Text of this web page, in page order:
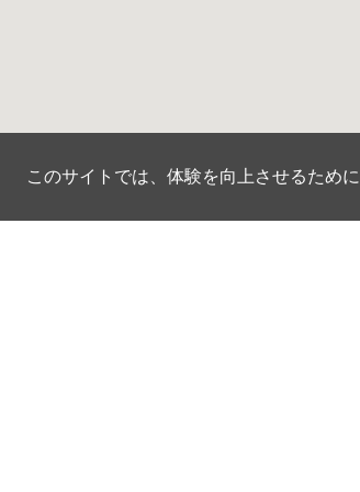
このサイトでは、体験を向上させるために